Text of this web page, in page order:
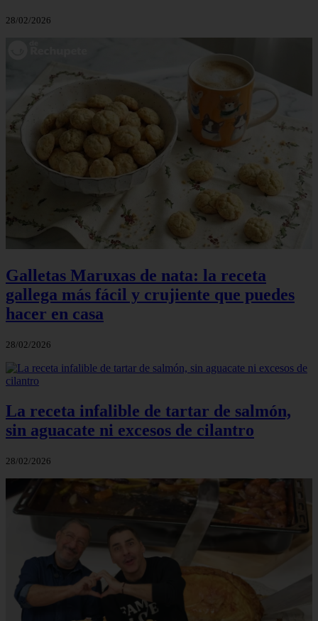
28/02/2026
Galletas Maruxas de nata: la receta
gallega más fácil y crujiente que puedes
hacer en casa
28/02/2026
La receta infalible de tartar de salmón,
sin aguacate ni excesos de cilantro
28/02/2026